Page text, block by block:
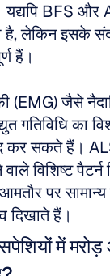
BFS और
लेकिन इसके
हैं।
(EMG) जैसे
गतिविधि
कर सकते हैं।
विशिष्ट
पर
दिखाते हैं।
में